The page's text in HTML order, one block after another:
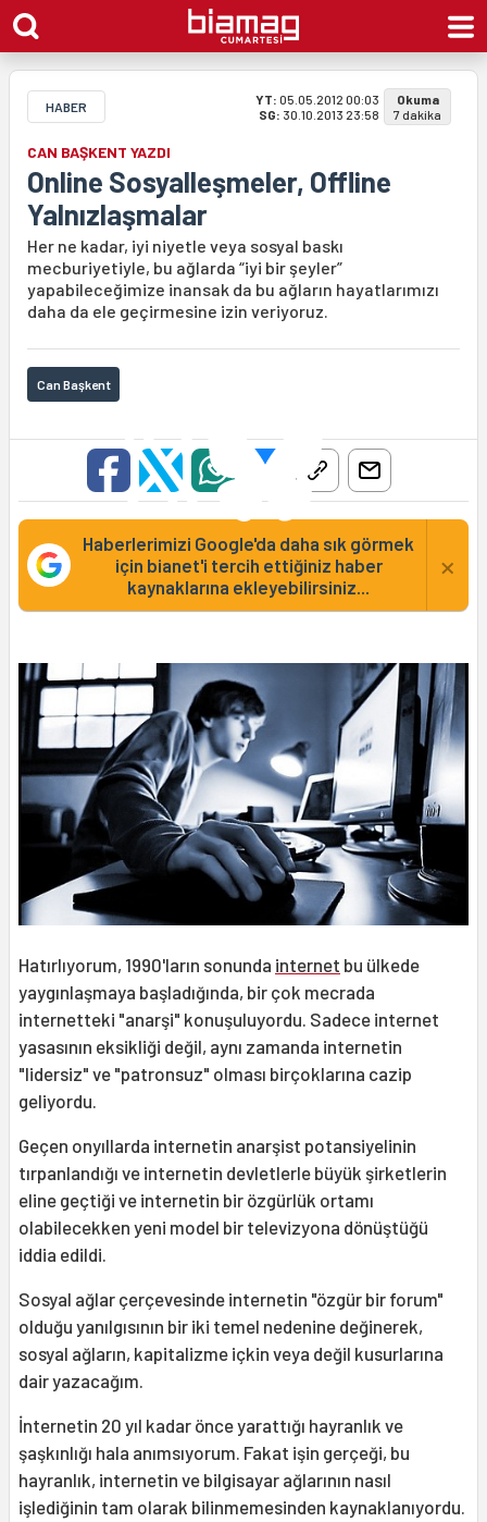
HABER YT: 05.05.2012 00:03
SG: 30.10.2013 23:58
Okuma
7 dakika
CAN BAŞKENT YAZDI
Online Sosyalleşmeler, Offline
Yalnızlaşmalar
Her ne kadar, iyi niyetle veya sosyal baskı
mecburiyetiyle, bu ağlarda “iyi bir şeyler”
yapabileceğimize inansak da bu ağların hayatlarımızı
daha da ele geçirmesine izin veriyoruz.
Can Başkent
Haberlerimizi Google'da daha sık görmek
için bianet'i tercih ettiğiniz haber
kaynaklarına ekleyebilirsiniz...
×
Hatırlıyorum, 1990'ların sonunda internet bu ülkede
yaygınlaşmaya başladığında, bir çok mecrada
internetteki "anarşi" konuşuluyordu. Sadece internet
yasasının eksikliği değil, aynı zamanda internetin
"lidersiz" ve "patronsuz" olması birçoklarına cazip
geliyordu.
Geçen onyıllarda internetin anarşist potansiyelinin
tırpanlandığı ve internetin devletlerle büyük şirketlerin
eline geçtiği ve internetin bir özgürlük ortamı
olabilecekken yeni model bir televizyona dönüştüğü
iddia edildi.
Sosyal ağlar çerçevesinde internetin "özgür bir forum"
olduğu yanılgısının bir iki temel nedenine değinerek,
sosyal ağların, kapitalizme içkin veya değil kusurlarına
dair yazacağım.
İnternetin 20 yıl kadar önce yarattığı hayranlık ve
şaşkınlığı hala anımsıyorum. Fakat işin gerçeği, bu
hayranlık, internetin ve bilgisayar ağlarının nasıl
işlediğinin tam olarak bilinmemesinden kaynaklanıyordu.